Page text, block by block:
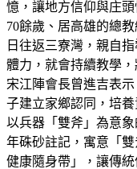
憶，讓地方信仰與庄
70餘歲、居高雄的總
日往返三寮灣，親自
體力，就會持續教學
宋江陣會長曾進吉表
子建立家鄉認同，培
以兵器「雙斧」為意
年硃砂註記，寓意「
健康隨身帶」，讓傳